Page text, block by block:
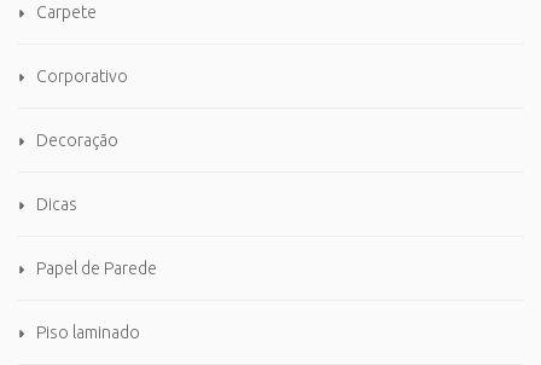
Carpete
Corporativo
Decoração
Dicas
Papel de Parede
Piso laminado